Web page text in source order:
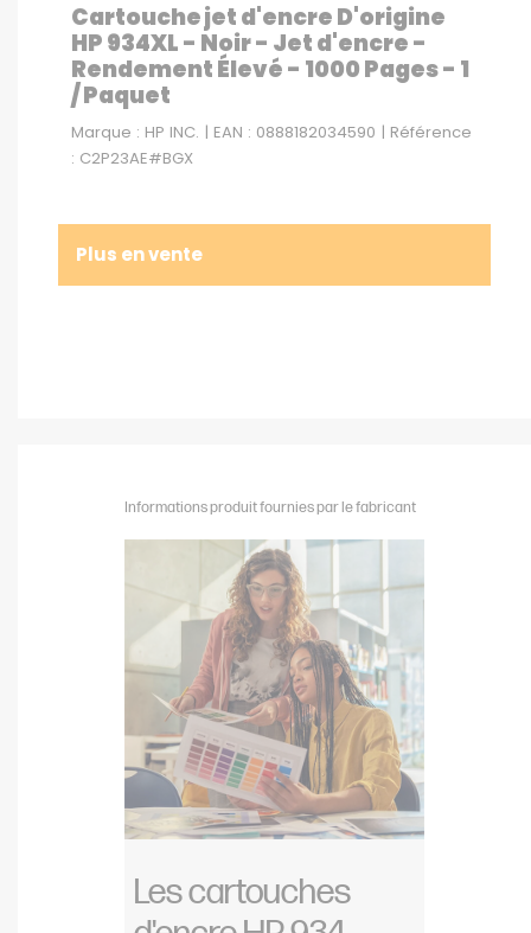
Cartouche jet d'encre D'origine
HP 934XL - Noir - Jet d'encre -
Rendement Élevé - 1000 Pages - 1
/ Paquet
Marque : HP INC. | EAN : 0888182034590 | Référence
: C2P23AE#BGX
Plus en vente
Informations produit fournies par le fabricant
Les cartouches